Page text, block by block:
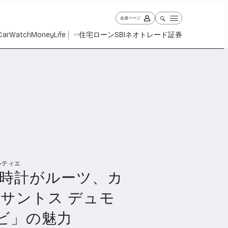
会員ページ
WatchMoneyLife PR住宅ローンSBIネオトレード証券
1031 Money 1267 Life
ィエ
計がルーツ、カ
ントス デュモ
」の魅力